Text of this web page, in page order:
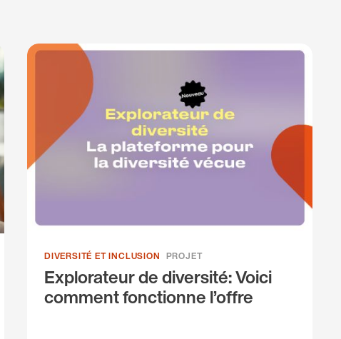
DIVERSITÉ ET INCLUSION PROJET
Explorateur de diversité: Voici
comment fonctionne l’offre